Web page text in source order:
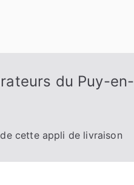
du Puy-en-
cette appli de livraison